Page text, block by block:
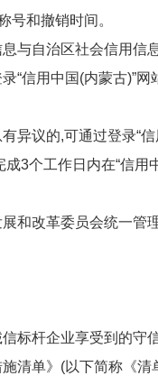
号和撤销时间。
与自治区社会信用信
信用中国(内蒙古)”网
议的,可通过登录“
3个工作日内在“信
和改革委员会统一管
标杆企业享受到的守
清单》(以下简称《清